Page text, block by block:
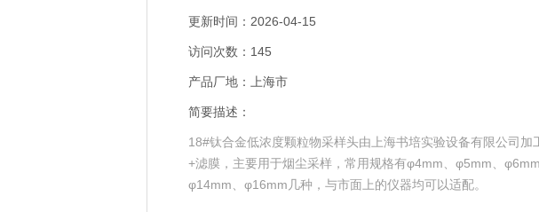
更新时间：2026-04-15
访问次数：145
产品厂地：上海市
简要描述：
18#钛合金低浓度颗粒物采样头由上海书培实验设备有限公司加
+滤膜，主要用于烟尘采样，常用规格有φ4mm、φ5mm、
φ14mm、φ16mm几种，与市面上的仪器均可以适配。